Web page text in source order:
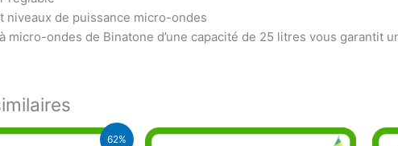
niveaux de puissance micro-ondes
micro-ondes de Binatone d’une capacité de 25 litres vous garantit
62%
Le